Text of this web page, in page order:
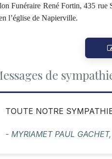
Funéraire René Fortin, 435 rue
l’église de Napierville.
de
TOUTE NOTRE
- MYRIAMET PAUL GACHET,